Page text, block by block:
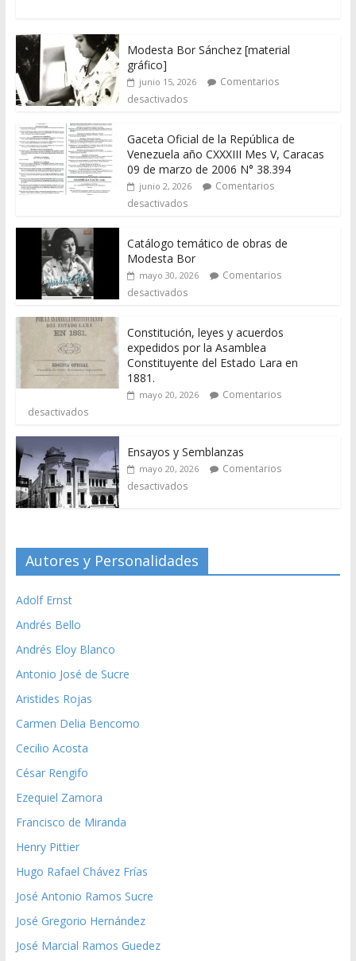
Modesta Bor Sánchez [material
gráfico]
junio 15, 2026
Comentarios
desactivados
Gaceta Oficial de la República de
Venezuela año CXXXIII Mes V, Caracas
09 de marzo de 2006 N° 38.394
junio 2, 2026
Comentarios
desactivados
Catálogo temático de obras de
Modesta Bor
mayo 30, 2026
Comentarios
desactivados
Constitución, leyes y acuerdos
expedidos por la Asamblea
Constituyente del Estado Lara en
1881.
mayo 20, 2026
Comentarios
desactivados
Ensayos y Semblanzas
mayo 20, 2026
Comentarios
desactivados
Autores y Personalidades
Adolf Ernst
Andrés Bello
Andrés Eloy Blanco
Antonio José de Sucre
Aristides Rojas
Carmen Delia Bencomo
Cecilio Acosta
César Rengifo
Ezequiel Zamora
Francisco de Miranda
Henry Pittier
Hugo Rafael Chávez Frías
José Antonio Ramos Sucre
José Gregorio Hernández
José Marcial Ramos Guedez